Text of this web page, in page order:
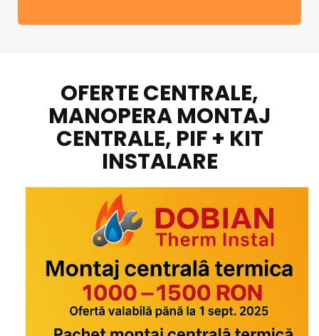
OFERTE CENTRALE,
MANOPERA MONTAJ
CENTRALE, PIF + KIT
INSTALARE